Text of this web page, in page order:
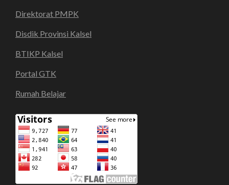
Direktorat PMPK
Disdik Provinsi Kalsel
BTIKP Kalsel
Portal GTK
Rumah Belajar